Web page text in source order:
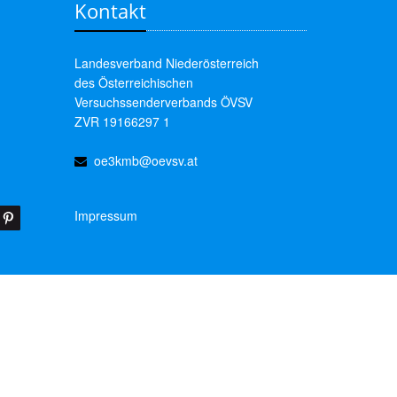
Kontakt
Landesverband Niederösterreich
des Österreichischen
Versuchssenderverbands ÖVSV
ZVR 19166297 1
oe3kmb@oevsv.at
Impressum